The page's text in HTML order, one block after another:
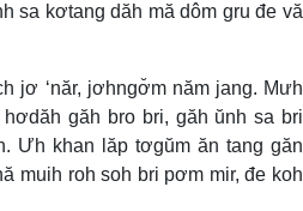
sa kơtang dăh mă dôm gru đe vă
jơ ‘năr, jơhngơ̆m năm jang. Mưh
găh bro bri, găh ŭnh sa bri
Ưh khan lăp tơgŭm ăn tang găn
muih roh soh bri pơm mir, đe koh